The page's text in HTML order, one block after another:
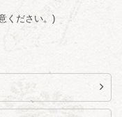
い枝※／けんたと
福亭三喬／桂米平
団治／キタノ大地
（※…配信はござ
り
注意ください。)